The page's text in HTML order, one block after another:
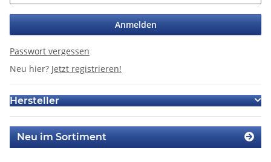
Anmelden
Passwort vergessen
Neu hier? Jetzt registrieren!
Hersteller
Neu im Sortiment